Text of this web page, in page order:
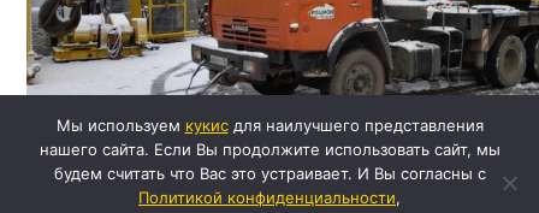
Мы используем кукиcдля наилучшего представления
нашего сайта. Если Вы продолжите использовать сайт, мы
будем считать что Вас это устраивает. И Вы согласны с
Политикой конфиденциальности,